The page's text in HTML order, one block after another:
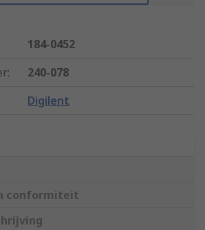
184-0452
:
240-078
Digilent
conformiteit